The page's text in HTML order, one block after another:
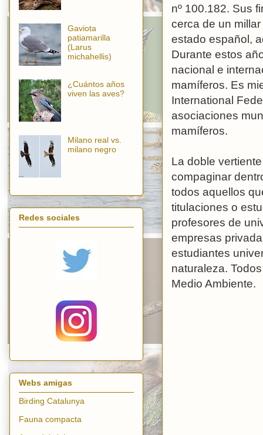
nº 100.182. Sus
cerca de un
estado español,
Durante estos
nacional e
mamíferos. Es
International
asociaciones
mamíferos.
La doble
compaginar
todos aquellos
titulaciones o
profesores de
empresas
estudiantes
naturaleza.
Medio Ambiente.
Gaviota
patiamarilla
(Larus
michahellis)
¿Cuántos años
viven las aves?
Milano real vs.
milano negro
Redes sociales
Webs amigas
Birding Catalunya
Fauna compacta